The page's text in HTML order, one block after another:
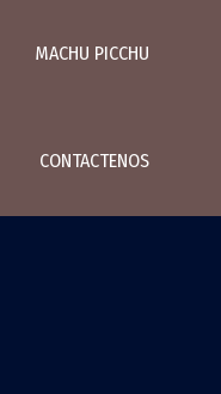
MACHU PICCHU
CONTACTENOS